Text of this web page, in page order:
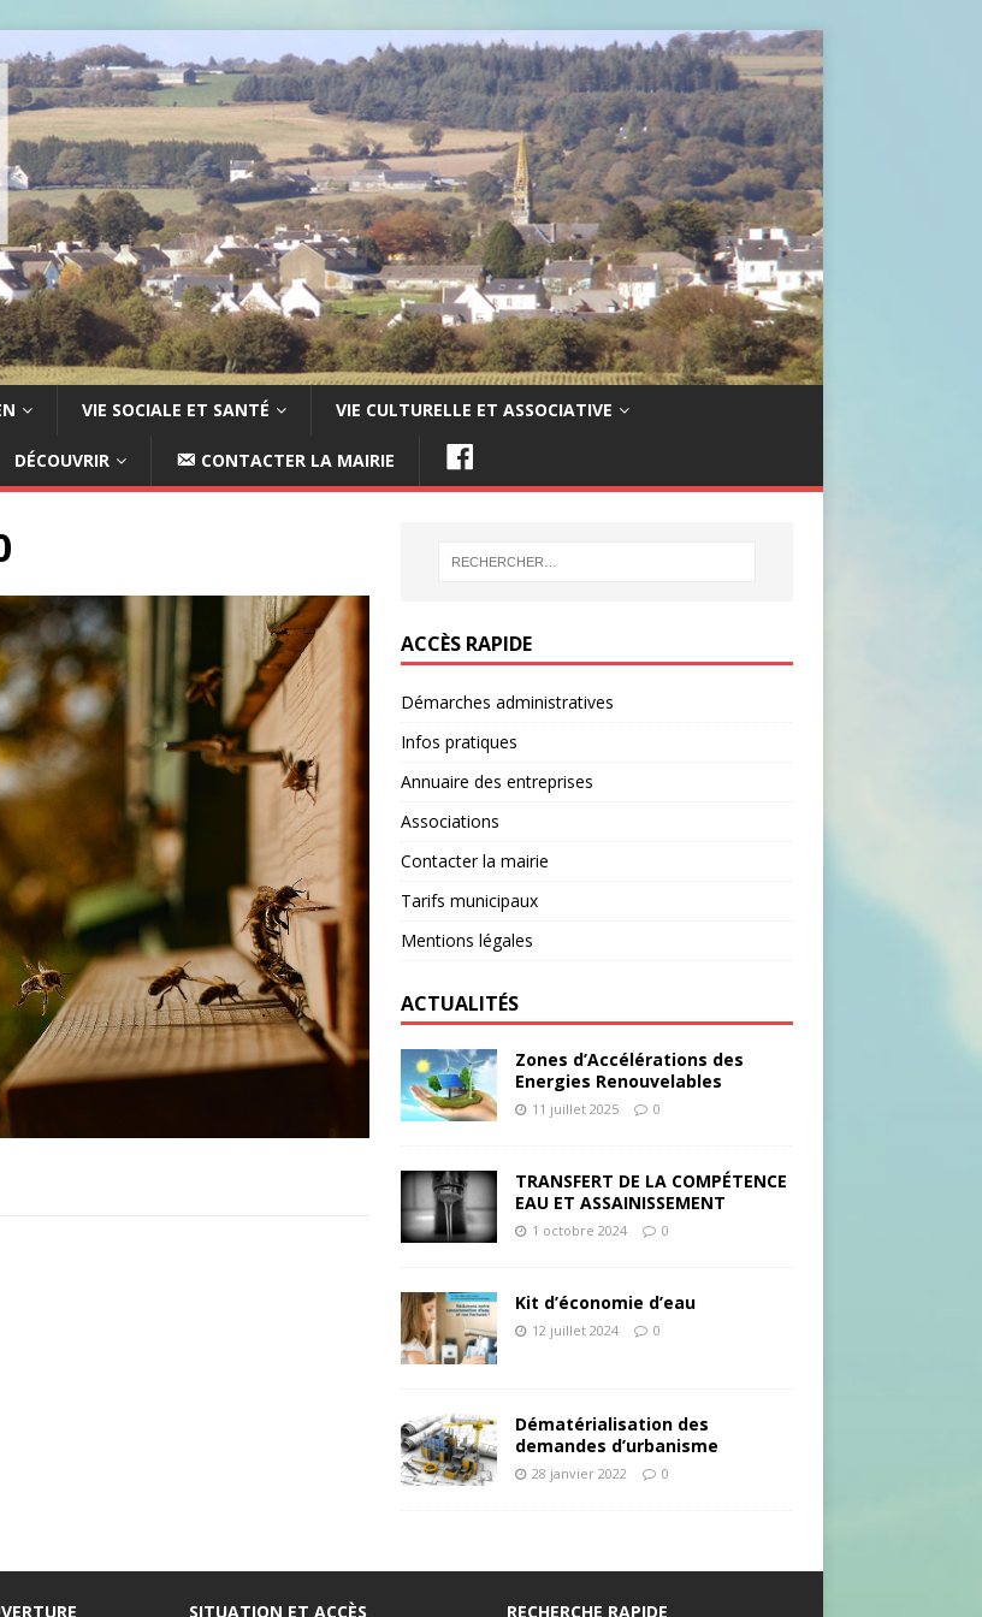
VIE SOCIALE ET SANTÉ VIE CULTURELLE ET ASSOCIATIVE
DÉCOUVRIR CONTACTER LA MAIRIE
A
B
K
ACCÈS RAPIDE
Démarches administratives
Infos pratiques
Annuaire des entreprises
Associations
Contacter la mairie
Tarifs municipaux
Mentions légales
ACTUALITÉS
Zones d’Accélérations des
Energies Renouvelables
11 juillet 2025 0
TRANSFERT DE LA COMPÉTENCE
EAU ET ASSAINISSEMENT
1 octobre 2024 0
Kit d’économie d’eau
12 juillet 2024 0
Dématérialisation des
demandes d’urbanisme
28 janvier 2022 0
SITUATION ET ACCÈS RECHERCHE RAPIDE